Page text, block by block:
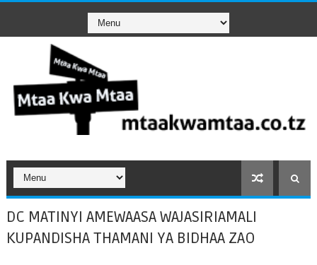
DC MATINYI AMEWAASA WAJASIRIAMALI
KUPANDISHA THAMANI YA BIDHAA ZAO